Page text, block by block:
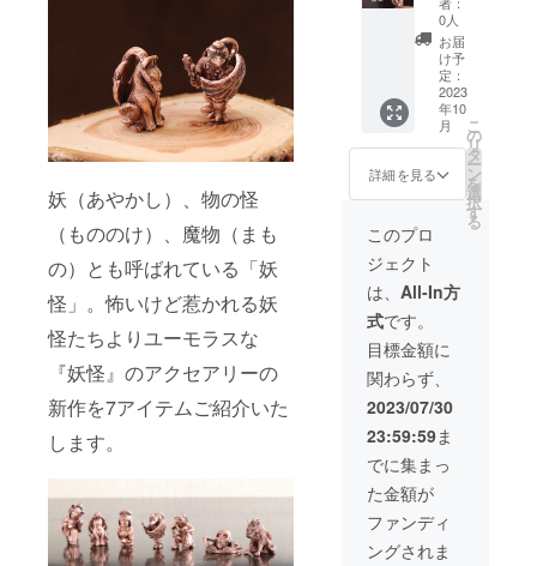
妖（あやかし）、物の怪
（もののけ）、魔物（まも
の）とも呼ばれている「妖
怪」。怖いけど惹かれる妖
怪たちよりユーモラスな
『妖怪』のアクセアリーの
新作を7アイテムご紹介いた
します。
ださ
い。
けいた
しま
す。
んの
で、経
年変化
をして
きま
す。 本
体サイ
ズ：高
さ約
ラップ
紐：
紫 ※
ポーチ
を添え
てお届
けいた
しま
す。
娘 ※
税込・
送料込
みの価
格で
す。 一
般販売
価格：
5,000円
（税
込・送
料別）
本体；
純銅
（アン
ティー
ク仕上
げ）※
コート
はして
いませ
んの
で、経
年変化
をして
きま
す。 本
体サイ
ズ：高
0人
お届
け予
定：
2023
年10
月
詳細を見る
こ
の
リ
タ
ー
ン
を
選
択
す
る
このプロ
ジェクト
は、 All-In方
式です。
目標金額に
関わらず、
2023/07/30
23:59:59ま
でに集まっ
た金額が
ファンディ
ングされま